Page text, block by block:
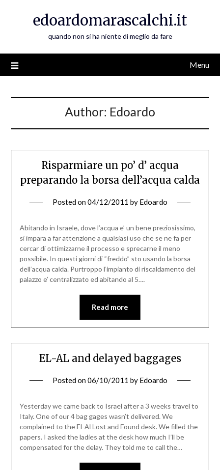
edoardomarascalchi.it
quando non si ha niente di meglio da fare
Menu
Author: Edoardo
Risparmiare un po’ d’ acqua
preparando la borsa dell’acqua calda
Posted on04/12/2011 by Edoardo
Abitando in Israele, dove l’acqua e’ un bene preziosissimo,
si impara a far attenzione a qualsiasi uso che se ne fa per
cercar di ottimizzarne il processo e sprecarne il meno
possibile. In questi giorni di “freddo” sto usando la borsa
dell’acqua calda. Purtroppo l’impianto di riscaldamento del
palazzo e’ centralizzato ed abitando al 5….
Read more
EL-AL and delayed baggages
Posted on06/10/2011 by Edoardo
Yesterday we came back to Israel after a 3 weeks travel to
Italy. One of our 4 bag gages wasn’t delivered. We
complained to the El-Al Lost and Found desk. We filled the
papers. I asked the ladies at the desk how much I’ll be
compensated for the delay. They told me to call the…